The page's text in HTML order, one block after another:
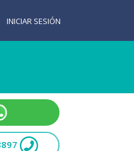
INICIAR SESIÓN